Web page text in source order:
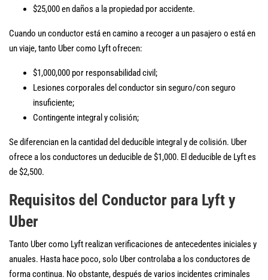
$25,000 en daños a la propiedad por accidente.
Cuando un conductor está en camino a recoger a un pasajero o está en
un viaje, tanto Uber como Lyft ofrecen:
$1,000,000 por responsabilidad civil;
Lesiones corporales del conductor sin seguro/con seguro
insuficiente;
Contingente integral y colisión;
Se diferencian en la cantidad del deducible integral y de colisión. Uber
ofrece a los conductores un deducible de $1,000. El deducible de Lyft es
de $2,500.
Requisitos del Conductor para Lyft y
Uber
Tanto Uber como Lyft realizan verificaciones de antecedentes iniciales y
anuales. Hasta hace poco, solo Uber controlaba a los conductores de
forma continua. No obstante, después de varios incidentes criminales